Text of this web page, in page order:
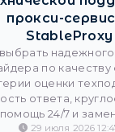
Как
прокси-